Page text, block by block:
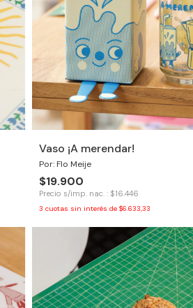
Vaso ¡A merendar!
Por: Flo Meije
$19.900
Precio s/imp. nac. : $16.446
3 cuotas sin interés de $6.633,33